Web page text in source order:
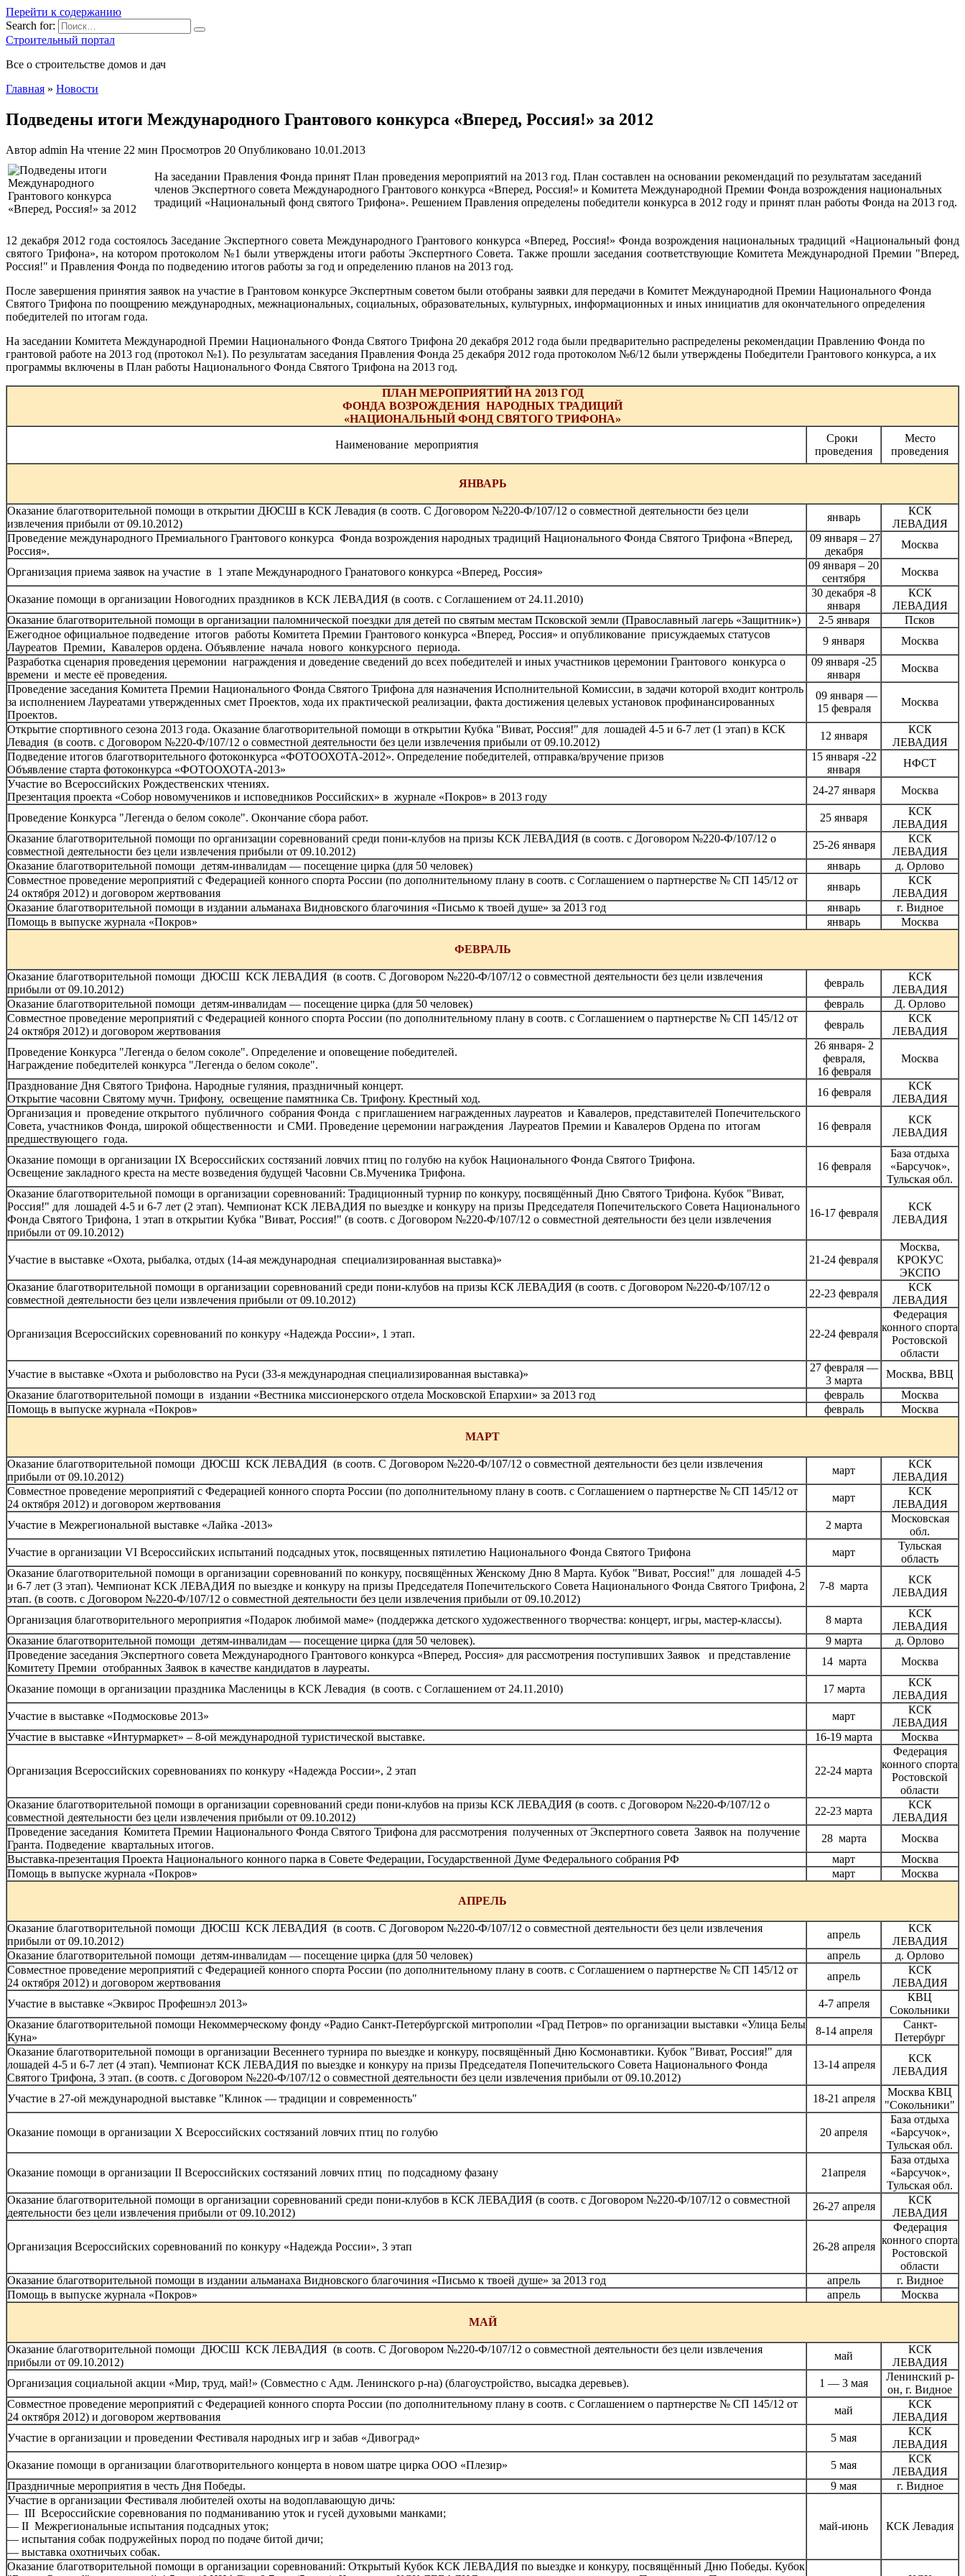
Перейти к содержанию
Search for:
Строительный портал
Все о строительстве домов и дач
Главная » Новости
Подведены итоги Международного Грантового конкурса «Вперед, Россия!» за 2012
Автор admin На чтение 22 мин Просмотров 20 Опубликовано 10.01.2013
На заседании Правления Фонда принят План проведения мероприятий на 2013 год. План составлен на основании рекомендаций по результатам заседаний
членов Экспертного совета Международного Грантового конкурса «Вперед, Россия!» и Комитета Международной Премии Фонда возрождения национальных
традиций «Национальный фонд святого Трифона». Решением Правления определены победители конкурса в 2012 году и принят план работы Фонда на 2013 год.
12 декабря 2012 года состоялось Заседание Экспертного совета Международного Грантового конкурса «Вперед, Россия!» Фонда возрождения национальных традиций «Национальный фонд
святого Трифона», на котором протоколом №1 были утверждены итоги работы Экспертного Совета. Также прошли заседания соответствующие Комитета Международной Премии "Вперед,
Россия!" и Правления Фонда по подведению итогов работы за год и определению планов на 2013 год.
После завершения принятия заявок на участие в Грантовом конкурсе Экспертным советом были отобраны заявки для передачи в Комитет Международной Премии Национального Фонда
Святого Трифона по поощрению международных, межнациональных, социальных, образовательных, культурных, информационных и иных инициатив для окончательного определения
победителей по итогам года.
На заседании Комитета Международной Премии Национального Фонда Святого Трифона 20 декабря 2012 года были предварительно распределены рекомендации Правлению Фонда по
грантовой работе на 2013 год (протокол №1). По результатам заседания Правления Фонда 25 декабря 2012 года протоколом №6/12 были утверждены Победители Грантового конкурса, а их
программы включены в План работы Национального Фонда Святого Трифона на 2013 год.
ПЛАН МЕРОПРИЯТИЙ НА 2013 ГОД
ФОНДА ВОЗРОЖДЕНИЯ НАРОДНЫХ ТРАДИЦИЙ
«НАЦИОНАЛЬНЫЙ ФОНД СВЯТОГО ТРИФОНА»
Наименование мероприятия
Сроки
проведения
Место
проведения
ЯНВАРЬ
Оказание благотворительной помощи в открытии ДЮСШ в КСК Левадия (в соотв. С Договором №220-Ф/107/12 о совместной деятельности без цели
извлечения прибыли от 09.10.2012)
январь
КСК
ЛЕВАДИЯ
Проведение международного Премиального Грантового конкурса Фонда возрождения народных традиций Национального Фонда Святого Трифона «Вперед,
Россия».
09 января – 27
декабря
Москва
Организация приема заявок на участие в 1 этапе Международного Гранатового конкурса «Вперед, Россия»
09 января – 20
сентября
Москва
Оказание помощи в организации Новогодних праздников в КСК ЛЕВАДИЯ (в соотв. с Соглашением от 24.11.2010)
30 декабря -8
января
КСК
ЛЕВАДИЯ
Оказание благотворительной помощи в организации паломнической поездки для детей по святым местам Псковской земли (Православный лагерь «Защитник»)
2-5 января
Псков
Ежегодное официальное подведение итогов работы Комитета Премии Грантового конкурса «Вперед, Россия» и опубликование присуждаемых статусов
Лауреатов Премии, Кавалеров ордена. Объявление начала нового конкурсного периода.
9 января
Москва
Разработка сценария проведения церемонии награждения и доведение сведений до всех победителей и иных участников церемонии Грантового конкурса о
времени и месте её проведения.
09 января -25
января
Москва
Проведение заседания Комитета Премии Национального Фонда Святого Трифона для назначения Исполнительной Комиссии, в задачи которой входит контроль
за исполнением Лауреатами утвержденных смет Проектов, хода их практической реализации, факта достижения целевых установок профинансированных
Проектов.
09 января —
15 февраля
Москва
Открытие спортивного сезона 2013 года. Оказание благотворительной помощи в открытии Кубка "Виват, Россия!" для лошадей 4-5 и 6-7 лет (1 этап) в КСК
Левадия (в соотв. с Договором №220-Ф/107/12 о совместной деятельности без цели извлечения прибыли от 09.10.2012)
12 января
КСК
ЛЕВАДИЯ
Подведение итогов благотворительного фотоконкурса «ФОТООХОТА-2012». Определение победителей, отправка/вручение призов
Объявление старта фотоконкурса «ФОТООХОТА-2013»
15 января -22
января
НФСТ
Участие во Всероссийских Рождественских чтениях.
Презентация проекта «Собор новомучеников и исповедников Российских» в журнале «Покров» в 2013 году
24-27 января Москва
Проведение Конкурса "Легенда о белом соколе". Окончание сбора работ. 25 января
КСК
ЛЕВАДИЯ
Оказание благотворительной помощи по организации соревнований среди пони-клубов на призы КСК ЛЕВАДИЯ (в соотв. с Договором №220-Ф/107/12 о
совместной деятельности без цели извлечения прибыли от 09.10.2012)
25-26 января
КСК
ЛЕВАДИЯ
Оказание благотворительной помощи детям-инвалидам — посещение цирка (для 50 человек)
январь
д. Орлово
Совместное проведение мероприятий с Федерацией конного спорта России (по дополнительному плану в соотв. с Соглашением о партнерстве № СП 145/12 от
24 октября 2012) и договором жертвования
январь
КСК
ЛЕВАДИЯ
Оказание благотворительной помощи в издании альманаха Видновского благочиния «Письмо к твоей душе» за 2013 год
январь
г. Видное
Помощь в выпуске журнала «Покров»
январь Москва
ФЕВРАЛЬ
Оказание благотворительной помощи ДЮСШ КСК ЛЕВАДИЯ (в соотв. С Договором №220-Ф/107/12 о совместной деятельности без цели извлечения
прибыли от 09.10.2012)
февраль
КСК
ЛЕВАДИЯ
Оказание благотворительной помощи детям-инвалидам — посещение цирка (для 50 человек)
февраль
Д. Орлово
Совместное проведение мероприятий с Федерацией конного спорта России (по дополнительному плану в соотв. с Соглашением о партнерстве № СП 145/12 от
24 октября 2012) и договором жертвования
февраль
КСК
ЛЕВАДИЯ
Проведение Конкурса "Легенда о белом соколе". Определение и оповещение победителей.
Награждение победителей конкурса "Легенда о белом соколе".
26 января- 2
февраля,
16 февраля
Москва
Празднование Дня Святого Трифона. Народные гуляния, праздничный концерт.
Открытие часовни Святому мучн. Трифону, освещение памятника Св. Трифону. Крестный ход.
16 февраля
КСК
ЛЕВАДИЯ
Организация и проведение открытого публичного собрания Фонда с приглашением награжденных лауреатов и Кавалеров, представителей Попечительского
Совета, участников Фонда, широкой общественности и СМИ. Проведение церемонии награждения Лауреатов Премии и Кавалеров Ордена по итогам
предшествующего года.
16 февраля
КСК
ЛЕВАДИЯ
Оказание помощи в организации IX Всероссийских состязаний ловчих птиц по голубю на кубок Национального Фонда Святого Трифона.
Освещение закладного креста на месте возведения будущей Часовни Св.Мученика Трифона.
16 февраля
База отдыха
«Барсучок»,
Тульская обл.
Оказание благотворительной помощи в организации соревнований: Традиционный турнир по конкуру, посвящённый Дню Святого Трифона. Кубок "Виват,
Россия!" для лошадей 4-5 и 6-7 лет (2 этап). Чемпионат КСК ЛЕВАДИЯ по выездке и конкуру на призы Председателя Попечительского Совета Национального
Фонда Святого Трифона, 1 этап в открытии Кубка "Виват, Россия!" (в соотв. с Договором №220-Ф/107/12 о совместной деятельности без цели извлечения
прибыли от 09.10.2012)
16-17 февраля
КСК
ЛЕВАДИЯ
Участие в выставке «Охота, рыбалка, отдых (14-ая международная специализированная выставка)» 21-24 февраля
Москва,
КРОКУС
ЭКСПО
Оказание благотворительной помощи в организации соревнований среди пони-клубов на призы КСК ЛЕВАДИЯ (в соотв. с Договором №220-Ф/107/12 о
совместной деятельности без цели извлечения прибыли от 09.10.2012)
22-23 февраля
КСК
ЛЕВАДИЯ
Организация Всероссийских соревнований по конкуру «Надежда России», 1 этап. 22-24 февраля
Федерация
конного спорта
Ростовской
области
Участие в выставке «Охота и рыболовство на Руси (33-я международная специализированная выставка)»
27 февраля —
3 марта
Москва, ВВЦ
Оказание благотворительной помощи в издании «Вестника миссионерского отдела Московской Епархии» за 2013 год
февраль
Москва
Помощь в выпуске журнала «Покров»
февраль Москва
МАРТ
Оказание благотворительной помощи ДЮСШ КСК ЛЕВАДИЯ (в соотв. С Договором №220-Ф/107/12 о совместной деятельности без цели извлечения
прибыли от 09.10.2012)
март
КСК
ЛЕВАДИЯ
Совместное проведение мероприятий с Федерацией конного спорта России (по дополнительному плану в соотв. с Соглашением о партнерстве № СП 145/12 от
24 октября 2012) и договором жертвования
март
КСК
ЛЕВАДИЯ
Участие в Межрегиональной выставке «Лайка -2013»
2 марта
Московская
обл.
Участие в организации VI Всероссийских испытаний подсадных уток, посвященных пятилетию Национального Фонда Святого Трифона
март
Тульская
область
Оказание благотворительной помощи в организации соревнований по конкуру, посвящённых Женскому Дню 8 Марта. Кубок "Виват, Россия!" для лошадей 4-5
и 6-7 лет (3 этап). Чемпионат КСК ЛЕВАДИЯ по выездке и конкуру на призы Председателя Попечительского Совета Национального Фонда Святого Трифона, 2
этап. (в соотв. с Договором №220-Ф/107/12 о совместной деятельности без цели извлечения прибыли от 09.10.2012)
7-8 марта
КСК
ЛЕВАДИЯ
Организация благотворительного мероприятия «Подарок любимой маме» (поддержка детского художественного творчества: концерт, игры, мастер-классы). 8 марта
КСК
ЛЕВАДИЯ
Оказание благотворительной помощи детям-инвалидам — посещение цирка (для 50 человек).
9 марта
д. Орлово
Проведение заседания Экспертного совета Международного Грантового конкурса «Вперед, Россия» для рассмотрения поступивших Заявок и представление
Комитету Премии отобранных Заявок в качестве кандидатов в лауреаты.
14 марта Москва
Оказание помощи в организации праздника Масленицы в КСК Левадия (в соотв. с Соглашением от 24.11.2010) 17 марта
КСК
ЛЕВАДИЯ
Участие в выставке «Подмосковье 2013»
март
КСК
ЛЕВАДИЯ
Участие в выставке «Интурмаркет» – 8-ой международной туристической выставке.
16-19 марта Москва
Организация Всероссийских соревнованиях по конкуру «Надежда России», 2 этап 22-24 марта
Федерация
конного спорта
Ростовской
области
Оказание благотворительной помощи в организации соревнований среди пони-клубов на призы КСК ЛЕВАДИЯ (в соотв. с Договором №220-Ф/107/12 о
совместной деятельности без цели извлечения прибыли от 09.10.2012)
22-23 марта
КСК
ЛЕВАДИЯ
Проведение заседания Комитета Премии Национального Фонда Святого Трифона для рассмотрения полученных от Экспертного совета Заявок на получение
Гранта. Подведение квартальных итогов.
28 марта
Москва
Выставка-презентация Проекта Национального конного парка в Совете Федерации, Государственной Думе Федерального собрания РФ
март
Москва
Помощь в выпуске журнала «Покров»
март Москва
АПРЕЛЬ
Оказание благотворительной помощи ДЮСШ КСК ЛЕВАДИЯ (в соотв. С Договором №220-Ф/107/12 о совместной деятельности без цели извлечения
прибыли от 09.10.2012)
апрель
КСК
ЛЕВАДИЯ
Оказание благотворительной помощи детям-инвалидам — посещение цирка (для 50 человек)
апрель
д. Орлово
Совместное проведение мероприятий с Федерацией конного спорта России (по дополнительному плану в соотв. с Соглашением о партнерстве № СП 145/12 от
24 октября 2012) и договором жертвования
апрель
КСК
ЛЕВАДИЯ
Участие в выставке «Эквирос Профешнэл 2013»
4-7 апреля
КВЦ
Сокольники
Оказание благотворительной помощи Некоммерческому фонду «Радио Санкт-Петербургской митрополии «Град Петров» по организации выставки «Улица Белы
Куна»
8-14 апреля
Санкт-
Петербург
Оказание благотворительной помощи в организации Весеннего турнира по выездке и конкуру, посвящённый Дню Космонавтики. Кубок "Виват, Россия!" для
лошадей 4-5 и 6-7 лет (4 этап). Чемпионат КСК ЛЕВАДИЯ по выездке и конкуру на призы Председателя Попечительского Совета Национального Фонда
Святого Трифона, 3 этап. (в соотв. с Договором №220-Ф/107/12 о совместной деятельности без цели извлечения прибыли от 09.10.2012)
13-14 апреля
КСК
ЛЕВАДИЯ
Участие в 27-ой международной выставке "Клинок — традиции и современность" 18-21 апреля
Москва КВЦ
"Сокольники"
Оказание помощи в организации X Всероссийских состязаний ловчих птиц по голубю 20 апреля
База отдыха
«Барсучок»,
Тульская обл.
Оказание помощи в организации II Всероссийских состязаний ловчих птиц по подсадному фазану 21апреля
База отдыха
«Барсучок»,
Тульская обл.
Оказание благотворительной помощи в организации соревнований среди пони-клубов в КСК ЛЕВАДИЯ (в соотв. с Договором №220-Ф/107/12 о совместной
деятельности без цели извлечения прибыли от 09.10.2012)
26-27 апреля
КСК
ЛЕВАДИЯ
Организация Всероссийских соревнований по конкуру «Надежда России», 3 этап 26-28 апреля
Федерация
конного спорта
Ростовской
области
Оказание благотворительной помощи в издании альманаха Видновского благочиния «Письмо к твоей душе» за 2013 год
апрель
г. Видное
Помощь в выпуске журнала «Покров»
апрель Москва
МАЙ
Оказание благотворительной помощи ДЮСШ КСК ЛЕВАДИЯ (в соотв. С Договором №220-Ф/107/12 о совместной деятельности без цели извлечения
прибыли от 09.10.2012)
май
КСК
ЛЕВАДИЯ
Организация социальной акции «Мир, труд, май!» (Совместно с Адм. Ленинского р-на) (благоустройство, высадка деревьев).
1 — 3 мая
Ленинский р-
он, г. Видное
Совместное проведение мероприятий с Федерацией конного спорта России (по дополнительному плану в соотв. с Соглашением о партнерстве № СП 145/12 от
24 октября 2012) и договором жертвования
май
КСК
ЛЕВАДИЯ
Участие в организации и проведении Фестиваля народных игр и забав «Дивоград»
5 мая
КСК
ЛЕВАДИЯ
Оказание помощи в организации благотворительного концерта в новом шатре цирка ООО «Плезир»
5 мая
КСК
ЛЕВАДИЯ
Праздничные мероприятия в честь Дня Победы.
9 мая
г. Видное
Участие в организации Фестиваля любителей охоты на водоплавающую дичь:
— III Всероссийские соревнования по подманиванию уток и гусей духовыми манками;
— II Межрегиональные испытания подсадных уток;
— испытания собак подружейных пород по подаче битой дичи;
— выставка охотничьих собак.
май-июнь КСК Левадия
Оказание благотворительной помощи в организации соревнований: Открытый Кубок КСК ЛЕВАДИЯ по выездке и конкуру, посвящённый Дню Победы. Кубок